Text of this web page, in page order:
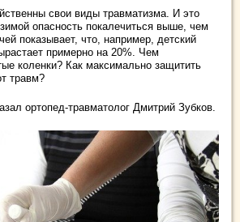
свои виды травматизма. И это
опасность покалечиться выше, чем
показывает, что, например, детский
примерно на 20%. Чем
коленки? Как максимально защитить
травм?
ортопед-травматолог Дмитрий Зубков.